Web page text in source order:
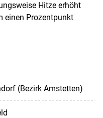
Hitze erhöht
einen Prozentpunkt
(Bezirk Amstetten)